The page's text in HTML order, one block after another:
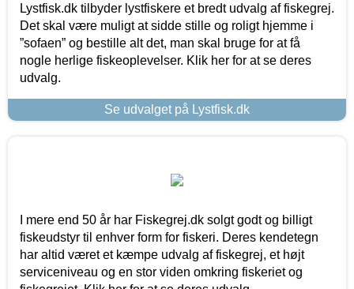
Lystfisk.dk tilbyder lystfiskere et bredt udvalg af fiskegrej.
Det skal være muligt at sidde stille og roligt hjemme i
”sofaen” og bestille alt det, man skal bruge for at få
nogle herlige fiskeoplevelser. Klik her for at se deres
udvalg.
Se udvalget på Lystfisk.dk
I mere end 50 år har Fiskegrej.dk solgt godt og billigt
fiskeudstyr til enhver form for fiskeri. Deres kendetegn
har altid været et kæmpe udvalg af fiskegrej, et højt
serviceniveau og en stor viden omkring fiskeriet og